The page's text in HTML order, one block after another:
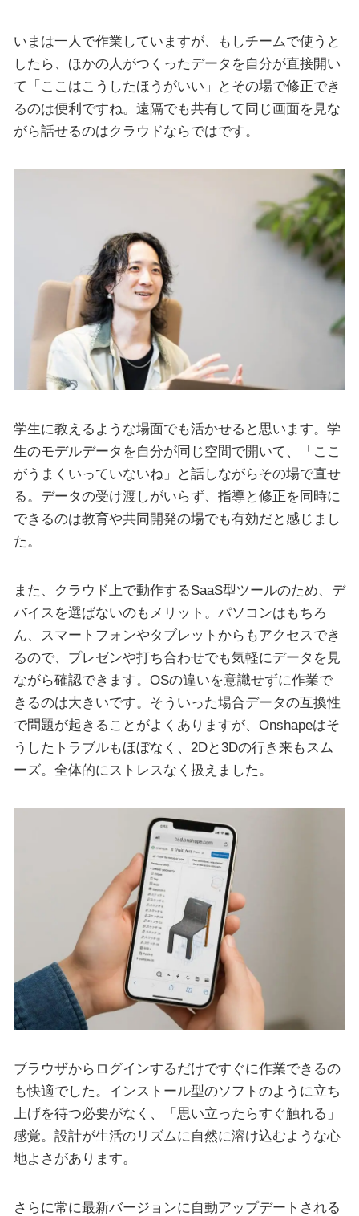
いまは一人で作業していますが、もしチームで使うと
したら、ほかの人がつくったデータを自分が直接開い
て「ここはこうしたほうがいい」とその場で修正でき
るのは便利ですね。遠隔でも共有して同じ画面を見な
がら話せるのはクラウドならではです。
学生に教えるような場面でも活かせると思います。学
生のモデルデータを自分が同じ空間で開いて、「ここ
がうまくいっていないね」と話しながらその場で直せ
る。データの受け渡しがいらず、指導と修正を同時に
できるのは教育や共同開発の場でも有効だと感じまし
た。
また、クラウド上で動作するSaaS型ツールのため、デ
バイスを選ばないのもメリット。パソコンはもちろ
ん、スマートフォンやタブレットからもアクセスでき
るので、プレゼンや打ち合わせでも気軽にデータを見
ながら確認できます。OSの違いを意識せずに作業で
きるのは大きいです。そういった場合データの互換性
で問題が起きることがよくありますが、Onshapeはそ
うしたトラブルもほぼなく、2Dと3Dの行き来もスム
ーズ。全体的にストレスなく扱えました。
ブラウザからログインするだけですぐに作業できるの
も快適でした。インストール型のソフトのように立ち
上げを待つ必要がなく、「思い立ったらすぐ触れる」
感覚。設計が生活のリズムに自然に溶け込むような心
地よさがあります。
さらに常に最新バージョンに自動アップデートされる